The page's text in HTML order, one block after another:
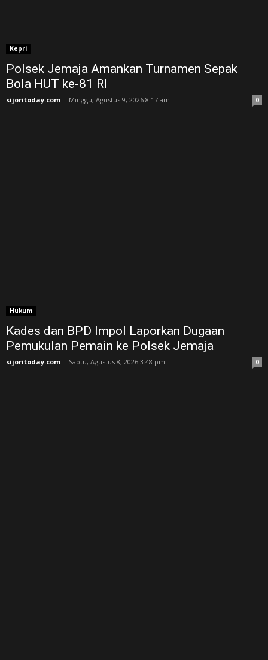
Kepri
Polsek Jemaja Amankan Turnamen Sepak
Bola HUT ke-81 RI ‎
sijoritoday.com - Minggu, Agustus 9, 2026 8:17 am 0
Hukum
Kades dan BPD Impol Laporkan Dugaan
Pemukulan Pemain ke Polsek Jemaja
sijoritoday.com - Sabtu, Agustus 8, 2026 3:48 pm 0